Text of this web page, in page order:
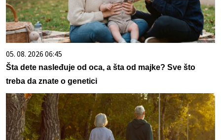
05. 08. 2026 06:45
Šta dete nasleđuje od oca, a šta od majke? Sve što
treba da znate o genetici